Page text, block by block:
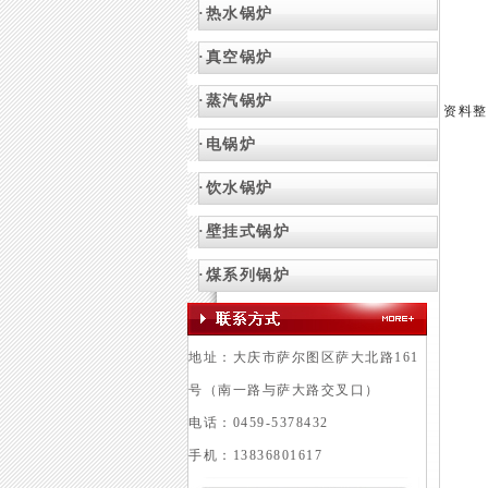
·热水锅炉
·真空锅炉
·蒸汽锅炉
·电锅炉
·饮水锅炉
·壁挂式锅炉
· 煤系列锅炉
地址：大庆市萨尔图区萨大北路161
号（南一路与萨大路交叉口）
电话：0459-5378432
手机：13836801617
资料